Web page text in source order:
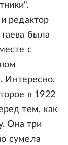
редактор
была
с
в 1922
тем, как
Она три
сумела